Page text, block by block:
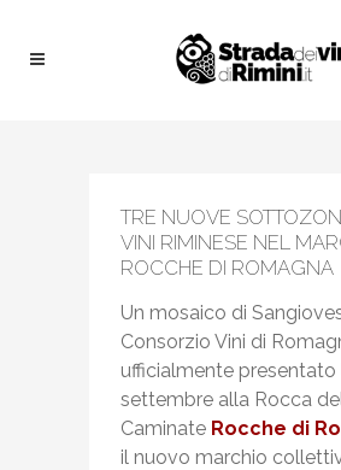
TRE NUOVE
VINI RIMINESE NEL
ROCCHE DI ROMAGNA
Un mosaico di
Consorzio Vini di
ufficialmente presentato
settembre alla Rocca
Caminate Rocche di
il nuovo marchio